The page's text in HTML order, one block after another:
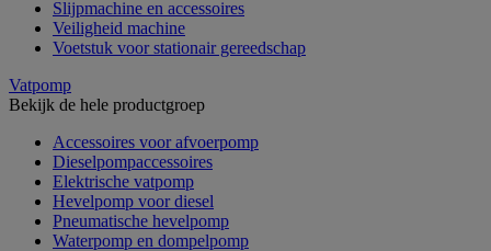
Slijpmachine en accessoires
Veiligheid machine
Voetstuk voor stationair gereedschap
Vatpomp
Bekijk de hele productgroep
Accessoires voor afvoerpomp
Dieselpompaccessoires
Elektrische vatpomp
Hevelpomp voor diesel
Pneumatische hevelpomp
Waterpomp en dompelpomp